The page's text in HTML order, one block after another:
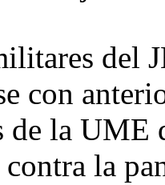
del
con
la UME
contra la